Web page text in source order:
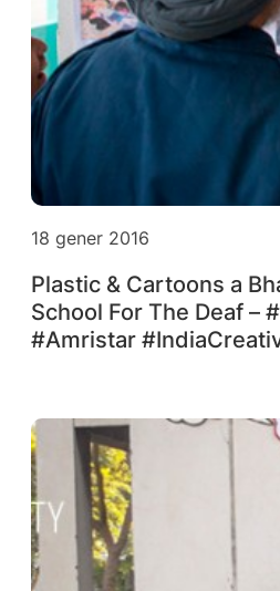
18 gener 2016
Plastic & Cartoons a
School For The Deaf –
#Amristar